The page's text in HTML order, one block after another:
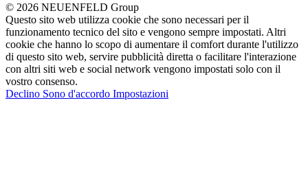
© 2026 NEUENFELD Group
Questo sito web utilizza cookie che sono necessari per il
funzionamento tecnico del sito e vengono sempre impostati. Altri
cookie che hanno lo scopo di aumentare il comfort durante l'utilizzo
di questo sito web, servire pubblicità diretta o facilitare l'interazione
con altri siti web e social network vengono impostati solo con il
vostro consenso.
Declino Sono d'accordo Impostazioni